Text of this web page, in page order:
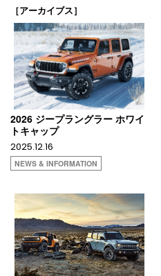
［アーカイブス］
2026 ジープラングラー ホワイ
トキャップ
2025.12.16
NEWS & INFORMATION